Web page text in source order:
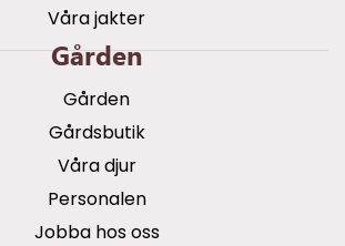
Våra jakter
Gården
Gården
Gårdsbutik
Våra djur
Personalen
Jobba hos oss